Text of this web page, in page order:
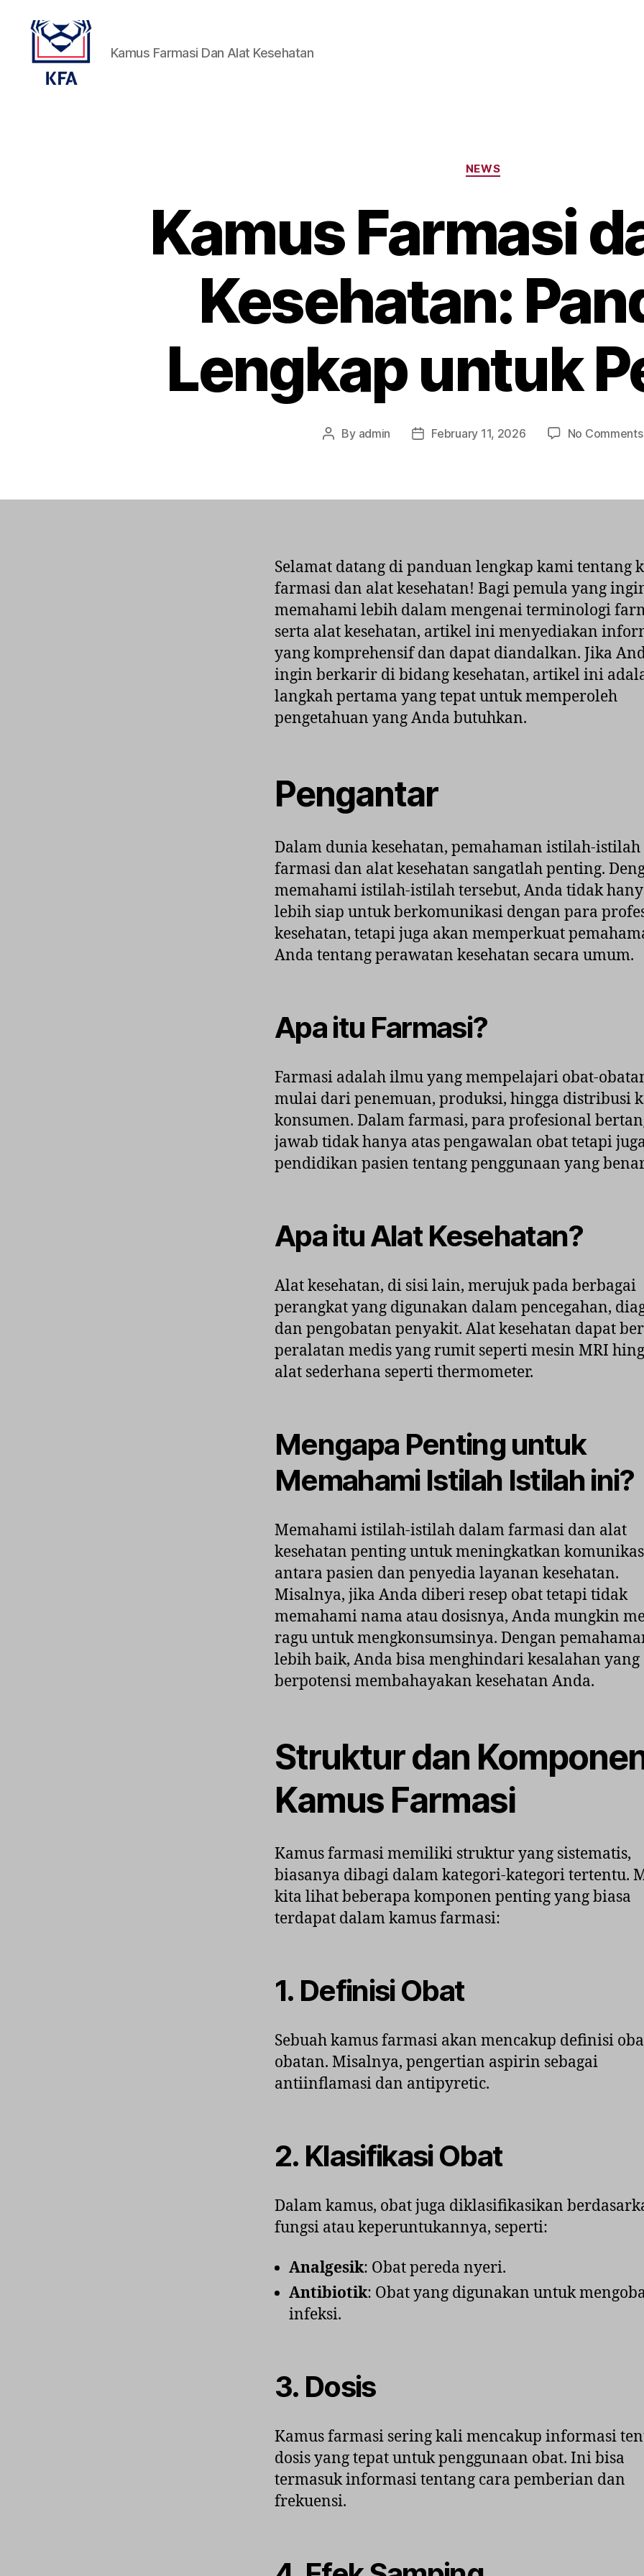
Kamus Farmasi Dan Alat Kesehatan
Categories
NEWS
Kamus Farmasi
Kesehatan:
Lengkap untuk
Post
By admin
PostFebruary 11, 2026 No Comments
Selamat datang di panduan lengkap kami tentang
farmasi dan alat kesehatan! Bagi pemula yang
memahami lebih dalam mengenai terminologi
serta alat kesehatan, artikel ini menyediakan
yang komprehensif dan dapat diandalkan. Jika
ingin berkarir di bidang kesehatan, artikel ini
langkah pertama yang tepat untuk memperoleh
pengetahuan yang Anda butuhkan.
Pengantar
Dalam dunia kesehatan, pemahaman istilah-istilah
farmasi dan alat kesehatan sangatlah penting.
memahami istilah-istilah tersebut, Anda tidak
lebih siap untuk berkomunikasi dengan para
kesehatan, tetapi juga akan memperkuat
Anda tentang perawatan kesehatan secara umum.
Apa itu Farmasi?
Farmasi adalah ilmu yang mempelajari obat-
mulai dari penemuan, produksi, hingga distribusi
konsumen. Dalam farmasi, para profesional
jawab tidak hanya atas pengawalan obat tetapi
pendidikan pasien tentang penggunaan yang
Apa itu Alat Kesehatan?
Alat kesehatan, di sisi lain, merujuk pada berbagai
perangkat yang digunakan dalam pencegahan,
dan pengobatan penyakit. Alat kesehatan dapat
peralatan medis yang rumit seperti mesin MRI
alat sederhana seperti thermometer.
Mengapa Penting untuk
Memahami Istilah Istilah ini?
Memahami istilah-istilah dalam farmasi dan alat
kesehatan penting untuk meningkatkan
antara pasien dan penyedia layanan kesehatan.
Misalnya, jika Anda diberi resep obat tetapi tidak
memahami nama atau dosisnya, Anda mungkin
ragu untuk mengkonsumsinya. Dengan
lebih baik, Anda bisa menghindari kesalahan yang
berpotensi membahayakan kesehatan Anda.
Struktur dan
Kamus Farmasi
Kamus farmasi memiliki struktur yang sistematis,
biasanya dibagi dalam kategori-kategori tertentu.
kita lihat beberapa komponen penting yang biasa
terdapat dalam kamus farmasi:
1. Definisi Obat
Sebuah kamus farmasi akan mencakup definisi
obatan. Misalnya, pengertian aspirin sebagai
antiinflamasi dan antipyretic.
2. Klasifikasi Obat
Dalam kamus, obat juga diklasifikasikan
fungsi atau keperuntukannya, seperti:
Analgesik: Obat pereda nyeri.
Antibiotik: Obat yang digunakan untuk
infeksi.
3. Dosis
Kamus farmasi sering kali mencakup informasi
dosis yang tepat untuk penggunaan obat. Ini bisa
termasuk informasi tentang cara pemberian dan
frekuensi.